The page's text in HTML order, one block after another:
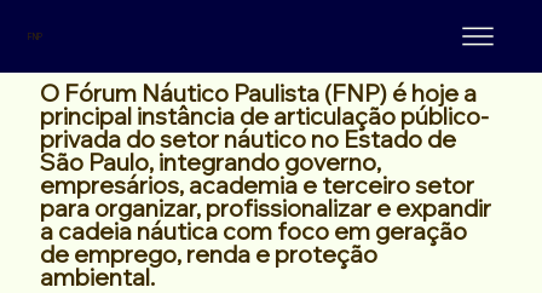
FNP
O Fórum Náutico Paulista (FNP) é hoje a
principal instância de articulação público-
privada do setor náutico no Estado de
São Paulo, integrando governo,
empresários, academia e terceiro setor
para organizar, profissionalizar e expandir
a cadeia náutica com foco em geração
de emprego, renda e proteção
ambiental.